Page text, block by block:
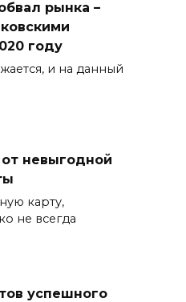
рынка –
году
и на данный
от невыгодной
карту,
не всегда
успешного